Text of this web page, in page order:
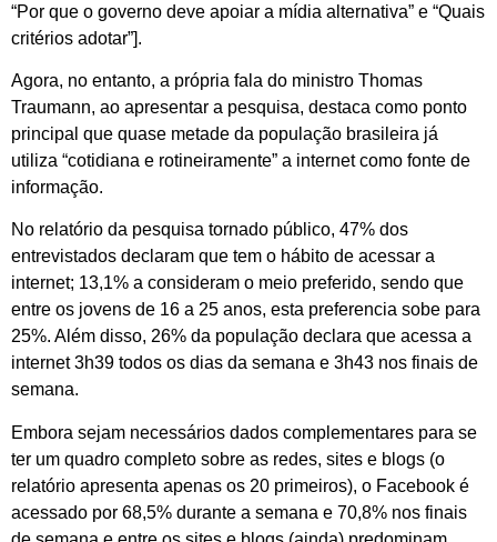
“Por que o governo deve apoiar a mídia alternativa” e “Quais
critérios adotar”].
Agora, no entanto, a própria fala do ministro Thomas
Traumann, ao apresentar a pesquisa, destaca como ponto
principal que quase metade da população brasileira já
utiliza “cotidiana e rotineiramente” a internet como fonte de
informação.
No relatório da pesquisa tornado público, 47% dos
entrevistados declaram que tem o hábito de acessar a
internet; 13,1% a consideram o meio preferido, sendo que
entre os jovens de 16 a 25 anos, esta preferencia sobe para
25%. Além disso, 26% da população declara que acessa a
internet 3h39 todos os dias da semana e 3h43 nos finais de
semana.
Embora sejam necessários dados complementares para se
ter um quadro completo sobre as redes, sites e blogs (o
relatório apresenta apenas os 20 primeiros), o Facebook é
acessado por 68,5% durante a semana e 70,8% nos finais